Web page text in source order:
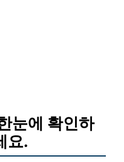
눈에 확인하
요.